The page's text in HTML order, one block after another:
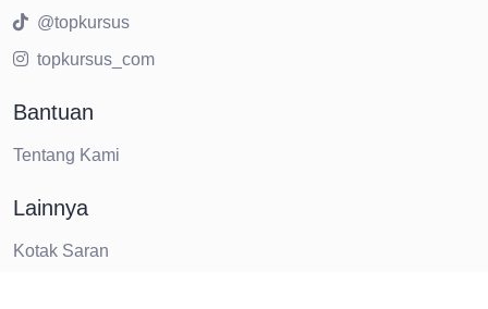
@topkursus
topkursus_com
Bantuan
Tentang Kami
Lainnya
Kotak Saran